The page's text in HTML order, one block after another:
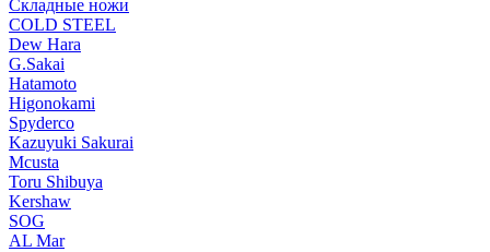
Складные ножи
COLD STEEL
Dew Hara
G.Sakai
Hatamoto
Higonokami
Spyderco
Kazuyuki Sakurai
Mcusta
Toru Shibuya
Kershaw
SOG
AL Mar